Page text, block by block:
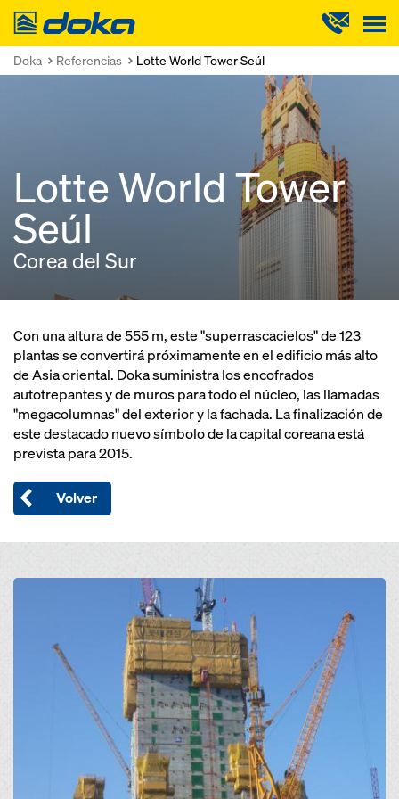
Doka
Doka Referencias Lotte World Tower Seúl
Lotte World Tower
Seúl
Corea del Sur
Con una altura de 555 m, este "superrascacielos" de 123
plantas se convertirá próximamente en el edificio más alto
de Asia oriental. Doka suministra los encofrados
autotrepantes y de muros para todo el núcleo, las llamadas
"megacolumnas" del exterior y la fachada. La finalización de
este destacado nuevo símbolo de la capital coreana está
prevista para 2015.
Volver
Open